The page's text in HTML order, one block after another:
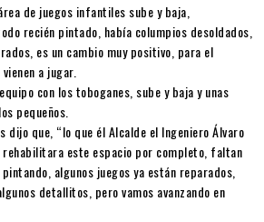
de juegos infantiles sube y baja,
recién pintado, había columpios desoldados,
es un cambio muy positivo, para el
a jugar.
con los toboganes, sube y baja y unas
pequeños.
dijo que, “lo que él Alcalde el Ingeniero Álvaro
rehabilitara este espacio por completo, faltan
algunos juegos ya están reparados,
detallitos, pero vamos avanzando en